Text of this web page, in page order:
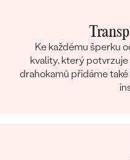
Ke každému šperku
kvality, který potvrzuje
drahokamů přidáme